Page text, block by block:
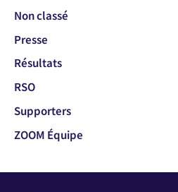
Non classé
Presse
Résultats
RSO
Supporters
ZOOM Équipe